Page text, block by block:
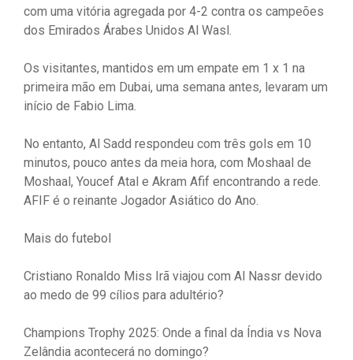
com uma vitória agregada por 4-2 contra os campeões
dos Emirados Árabes Unidos Al Wasl.
Os visitantes, mantidos em um empate em 1 x 1 na
primeira mão em Dubai, uma semana antes, levaram um
início de Fabio Lima.
No entanto, Al Sadd respondeu com três gols em 10
minutos, pouco antes da meia hora, com Moshaal de
Moshaal, Youcef Atal e Akram Afif encontrando a rede.
AFIF é o reinante Jogador Asiático do Ano.
Mais do futebol
Cristiano Ronaldo Miss Irã viajou com Al Nassr devido
ao medo de 99 cílios para adultério?
Champions Trophy 2025: Onde a final da Índia vs Nova
Zelândia acontecerá no domingo?